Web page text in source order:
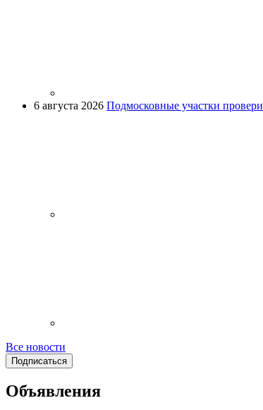
6 августа 2026 Подмосковные участки
Все новости
Подписаться
Объявления